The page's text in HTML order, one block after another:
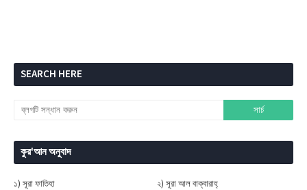
SEARCH HERE
কুর'আন অনুবাদ
১) সূরা ফাতিহা
২) সূরা আল বাক্বারাহ্